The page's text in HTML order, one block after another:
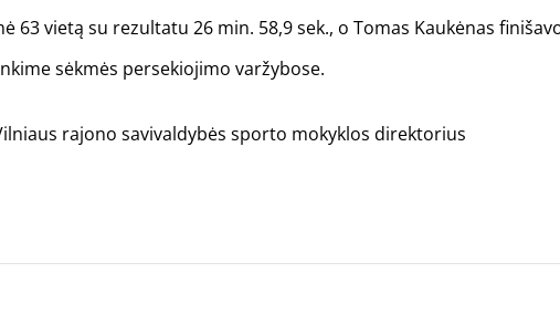
63 vietą su rezultatu 26 min. 58,9 sek., o Tomas Kaukėnas
sėkmės persekiojimo varžybose.
rajono savivaldybės sporto mokyklos direktorius